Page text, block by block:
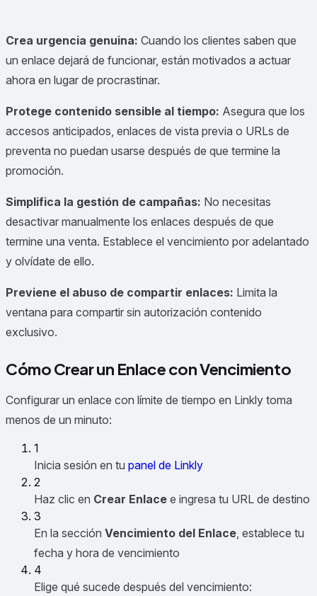
Crea urgencia genuina: Cuando los clientes saben que
un enlace dejará de funcionar, están motivados a actuar
ahora en lugar de procrastinar.
Protege contenido sensible al tiempo: Asegura que los
accesos anticipados, enlaces de vista previa o URLs de
preventa no puedan usarse después de que termine la
promoción.
Simplifica la gestión de campañas: No necesitas
desactivar manualmente los enlaces después de que
termine una venta. Establece el vencimiento por adelantado
y olvídate de ello.
Previene el abuso de compartir enlaces: Limita la
ventana para compartir sin autorización contenido
exclusivo.
Cómo Crear un Enlace con Vencimiento
Configurar un enlace con límite de tiempo en Linkly toma
menos de un minuto:
1
Inicia sesión en tu panel de Linkly
2
Haz clic en Crear Enlace e ingresa tu URL de destino
3
En la sección Vencimiento del Enlace, establece tu
fecha y hora de vencimiento
4
Elige qué sucede después del vencimiento: